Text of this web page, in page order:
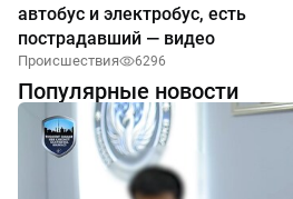
автобус и электробус, есть
пострадавший — видео
Происшествия 6296
Популярные новости